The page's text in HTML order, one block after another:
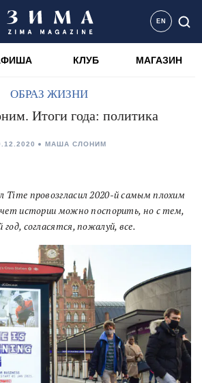
EN
КЛУБ МАГАЗИН
ОБРАЗ ЖИЗНИ
Итоги года: политика
МАША СЛОНИМ
Time провозгласил 2020-й самым плохим
истории можно поспорить, но с тем,
согласятся, пожалуй, все.